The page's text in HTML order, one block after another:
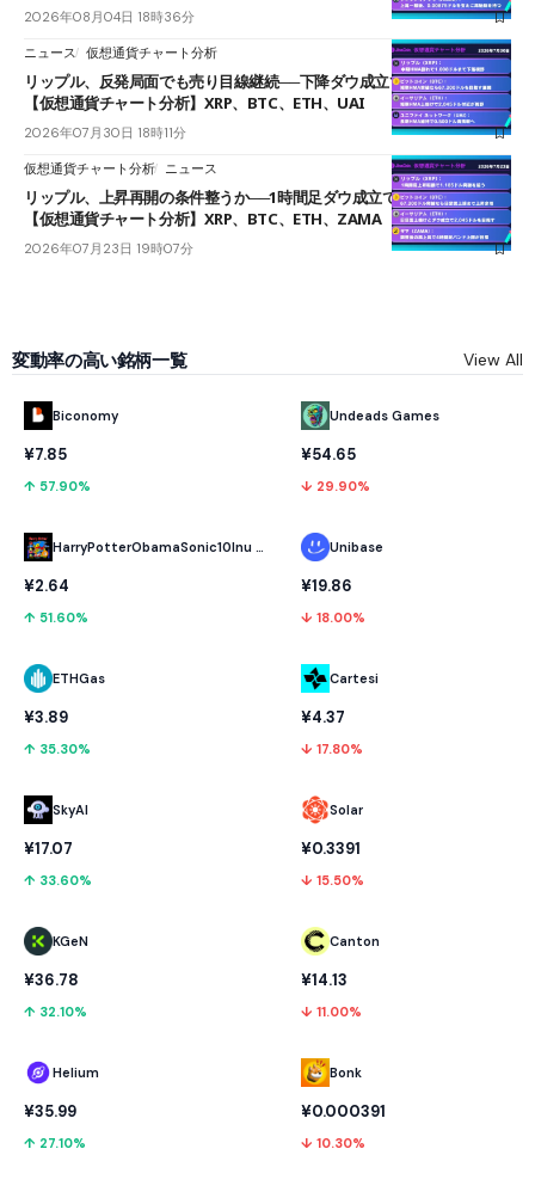
2026年08月04日 18時36分
ニュース 仮想通貨チャート分析
リップル、反発局面でも売り目線継続──下降ダウ成立で下値追う展開
【仮想通貨チャート分析】XRP、BTC、ETH、UAI
2026年07月30日 18時11分
仮想通貨チャート分析 ニュース
リップル、上昇再開の条件整うか──1時間足ダウ成立で1.185ドルを狙う
【仮想通貨チャート分析】XRP、BTC、ETH、ZAMA
2026年07月23日 19時07分
変動率の高い銘柄一覧 View All
Biconomy
¥7.85
↑ 57.90%
HarryPotterObamaSonic10Inu (ETH)
¥2.64
↑ 51.60%
ETHGas
¥3.89
↑ 35.30%
SkyAI
¥17.07
↑ 33.60%
KGeN
¥36.78
↑ 32.10%
Helium
¥35.99
↑ 27.10%
Undeads Games
¥54.65
↓ 29.90%
Unibase
¥19.86
↓ 18.00%
Cartesi
¥4.37
↓ 17.80%
Solar
¥0.3391
↓ 15.50%
Canton
¥14.13
↓ 11.00%
Bonk
¥0.000391
↓ 10.30%